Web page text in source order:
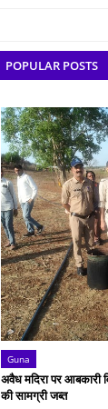
POPULAR POSTS
Guna
अवैध मदिरा पर आबकारी
की सामग्री जब्त